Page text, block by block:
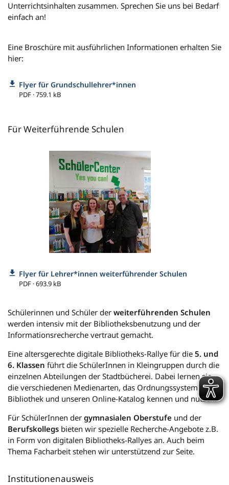
Unterrichtsinhalten zusammen. Sprechen Sie uns bei Bedarf
einfach an!
Eine Broschüre mit ausführlichen Informationen erhalten Sie
hier:
Flyer für Grundschullehrer*innen
PDF · 759.1 kB
Für Weiterführende Schulen
Flyer für Lehrer*innen weiterführender Schulen
PDF · 693.9 kB
Schülerinnen und Schüler der weiterführenden Schulen
werden intensiv mit der Bibliotheksbenutzung und der
Informationsrecherche vertraut gemacht.
Eine altersgerechte digitale Bibliotheks-Rallye für die 5. und
6. Klassen führt die SchülerInnen in Kleingruppen durch die
einzelnen Abteilungen der Stadtbücherei. Dabei lernen sie
die verschiedenen Medienarten, das Ordnungssystem der
Bibliothek und unseren Online-Katalog kennen und nutzen.
Für SchülerInnen der gymnasialen Oberstufe und der
Berufskollegs bieten wir spezielle Recherche-Angebote z.B.
in Form von digitalen Bibliotheks-Rallyes an. Auch beim
Thema Facharbeit stehen wir unterstützend zur Seite.
Institutionenausweis